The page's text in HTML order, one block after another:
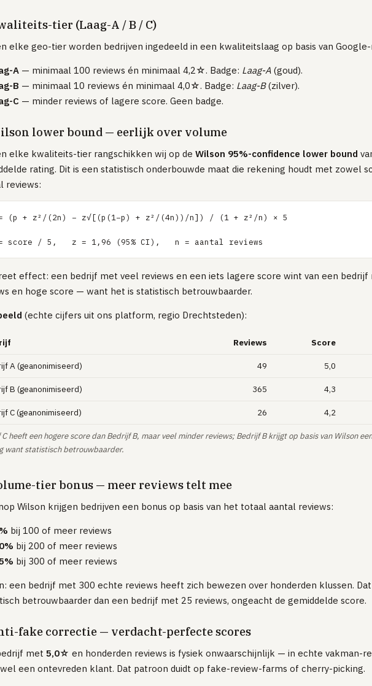
tier (Laag-A / B / C)
elke geo-tier worden bedrijven ingedeeld in een kwaliteitslaag op basis van
A — minimaal 100 reviews én minimaal 4,2☆. Badge: Laag-A (goud).
B — minimaal 10 reviews én minimaal 4,0☆. Badge: Laag-B(zilver).
C — minder reviews of lagere score. Geen badge.
lower bound — eerlijk over volume
elke kwaliteits-tier rangschikken wij op de Wilson 95%-confidence lower bound
rating. Dit is een statistisch onderbouwde maat die rekening houdt met zowel
reviews:
= (p + z²/(2n) − z√[(p(1−p) + z²/(4n))/n]) / (1 + z²/n) × 5
score / 5,   z = 1,96 (95% CI),   n = aantal reviews
effect: een bedrijf met veel reviews en een iets lagere score wint van een bedrijf
en hoge score — want het is statistisch betrouwbaarder.
(echte cijfers uit ons platform, regio Drechtsteden):
Reviews Score
A (geanonimiseerd) 49 5,0
B (geanonimiseerd) 365 4,3
C (geanonimiseerd) 26 4,2
heeft een hogere score dan Bedrijf B, maar veel minder reviews; Bedrijf B krijgt op basis van Wilson
want statistisch betrouwbaarder.
tier bonus — meer reviews telt mee
Wilson krijgen bedrijven een bonus op basis van het totaal aantal reviews:
bij 100 of meer reviews
bij 200 of meer reviews
bij 300 of meer reviews
een bedrijf met 300 echte reviews heeft zich bewezen over honderden klussen. Dat
betrouwbaarder dan een bedrijf met 25 reviews, ongeacht de gemiddelde score.
fake correctie — verdacht-perfecte scores
met 5,0☆ en honderden reviews is fysiek onwaarschijnlijk — in echte vakman-
een ontevreden klant. Dat patroon duidt op fake-review-farms of cherry-picking.